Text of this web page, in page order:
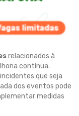
relacionados à
contínua.
que seja
dos eventos pode
medidas